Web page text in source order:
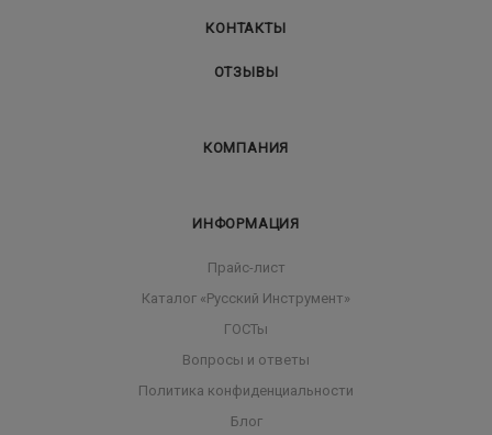
КОНТАКТЫ
ОТЗЫВЫ
КОМПАНИЯ
ИНФОРМАЦИЯ
Прайс-лист
Каталог «Русский Инструмент»
ГОСТы
Вопросы и ответы
Политика конфиденциальности
Блог